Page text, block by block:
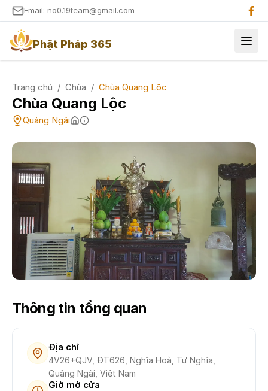
Email: no0.19team@gmail.com
Phật Pháp 365
Trang chủ / Chùa / Chùa Quang Lộc
Chùa Quang Lộc
Quảng Ngãi
Thông tin tổng quan
Địa chỉ
4V26+QJV, ĐT626, Nghĩa Hoà, Tư Nghĩa,
Quảng Ngãi, Việt Nam
Giờ mở cửa